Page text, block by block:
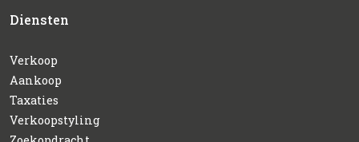
Diensten
Verkoop
Aankoop
Taxaties
Verkoopstyling